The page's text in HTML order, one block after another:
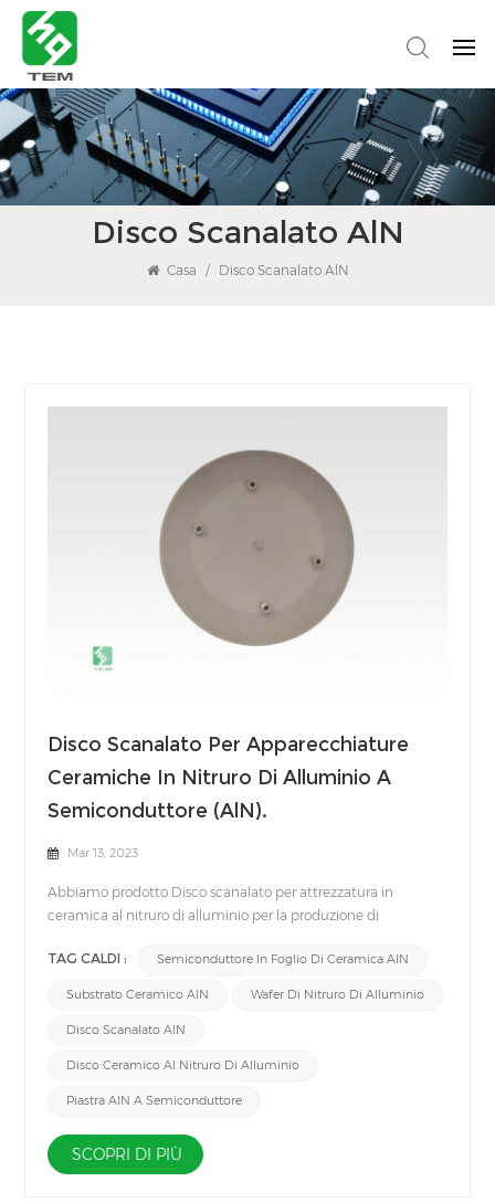
Disco Scanalato AlN
Casa / Disco Scanalato AlN
Disco Scanalato Per Apparecchiature
Ceramiche In Nitruro Di Alluminio A
Semiconduttore (AlN).
Mar 13, 2023
Abbiamo prodotto Disco scanalato per attrezzatura in
ceramica al nitruro di alluminio per la produzione di
comprende un ambiente difficile in cui viene generato il
produzione di semiconduttori. Inoltre, nella fabbricazione dei
pellicole di alta qualità sui wafer. Le camere di deposizione e
ceramici durevoli per resistere a questi ambienti difficili Disco
scanalato in ceramica al nitruro di alluminio è adatto per
TAG CALDI : Semiconduttore In Foglio Di Ceramica AlN
Substrato Ceramico AlN Wafer Di Nitruro Di Alluminio
Disco Scanalato AlN
Disco Ceramico Al Nitruro Di Alluminio
Piastra AlN A Semiconduttore
SCOPRI DI PIÙ